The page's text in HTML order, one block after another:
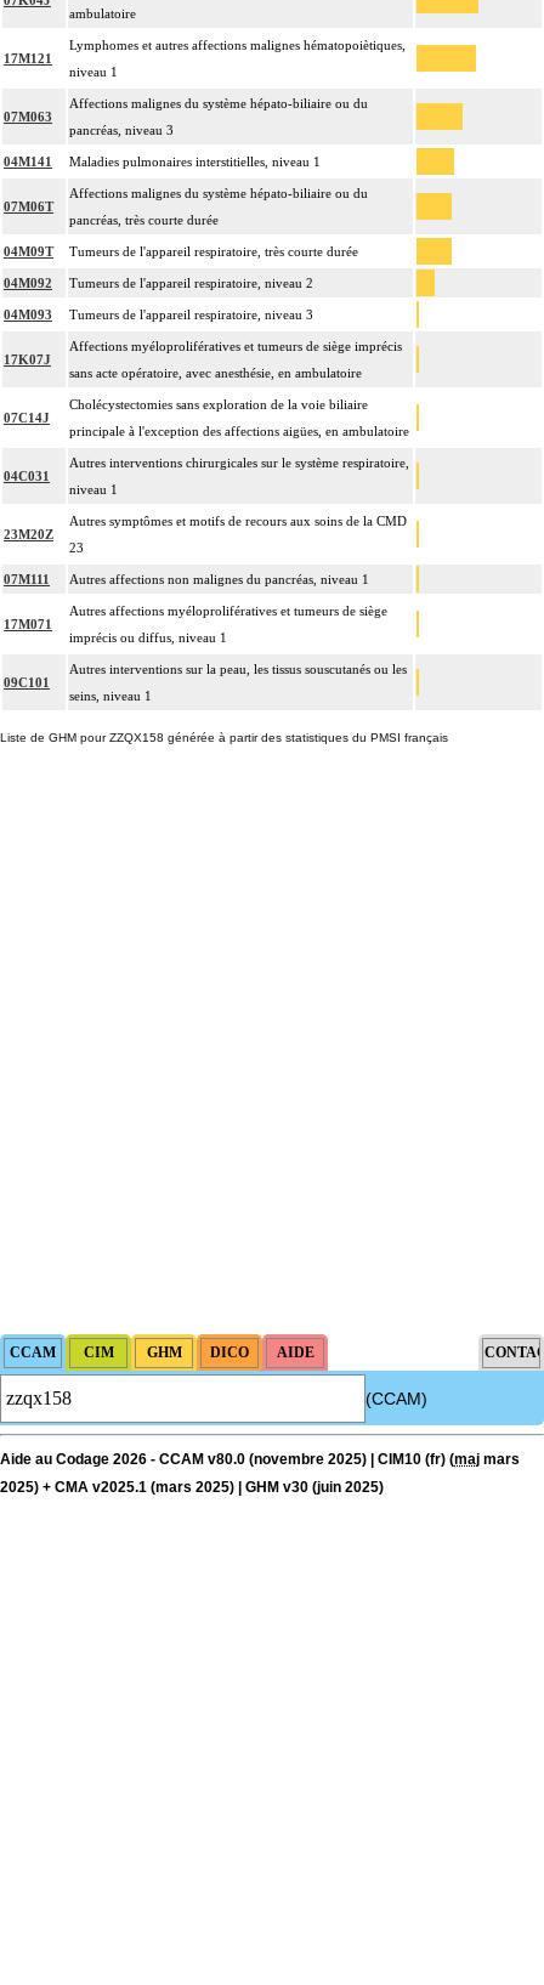
ambulatoire
17M121
Lymphomes et autres affections malignes hématopoiètiques,
niveau 1
07M063
Affections malignes du système hépato-biliaire ou du
pancréas, niveau 3
04M141 Maladies pulmonaires interstitielles, niveau 1
07M06T
Affections malignes du système hépato-biliaire ou du
pancréas, très courte durée
04M09T Tumeurs de l'appareil respiratoire, très courte durée
04M092 Tumeurs de l'appareil respiratoire, niveau 2
04M093 Tumeurs de l'appareil respiratoire, niveau 3
17K07J
Affections myéloprolifératives et tumeurs de siège imprécis
sans acte opératoire, avec anesthésie, en ambulatoire
07C14J
Cholécystectomies sans exploration de la voie biliaire
principale à l'exception des affections aigües, en ambulatoire
04C031
Autres interventions chirurgicales sur le système respiratoire,
niveau 1
23M20Z
Autres symptômes et motifs de recours aux soins de la CMD
23
07M111 Autres affections non malignes du pancréas, niveau 1
17M071
Autres affections myéloprolifératives et tumeurs de siège
imprécis ou diffus, niveau 1
09C101
Autres interventions sur la peau, les tissus souscutanés ou les
seins, niveau 1
Liste de GHM pour ZZQX158 générée à partir des statistiques du PMSI français
(CCAM)
Aide au Codage 2026 - CCAM v80.0 (novembre 2025) | CIM10 (fr) (maj mars
2025) + CMA v2025.1 (mars 2025) | GHM v30 (juin 2025)